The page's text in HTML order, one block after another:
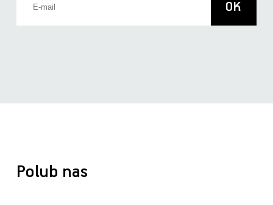
Polub nas